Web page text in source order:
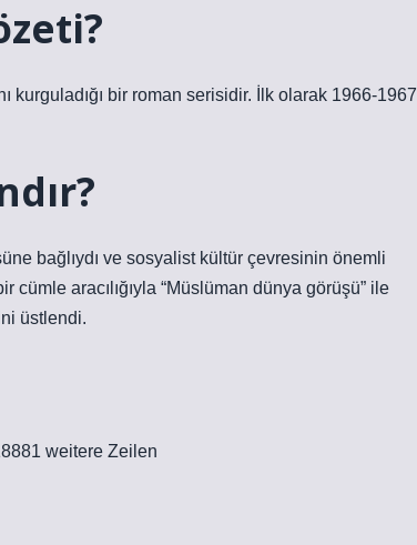
kurguladığı bir roman serisidir. İlk olarak 1966-1967
bağlıydı ve sosyalist kültür çevresinin önemli
aracılığıyla “Müslüman dünya görüşü” ile
üstlendi.
weitere Zeilen